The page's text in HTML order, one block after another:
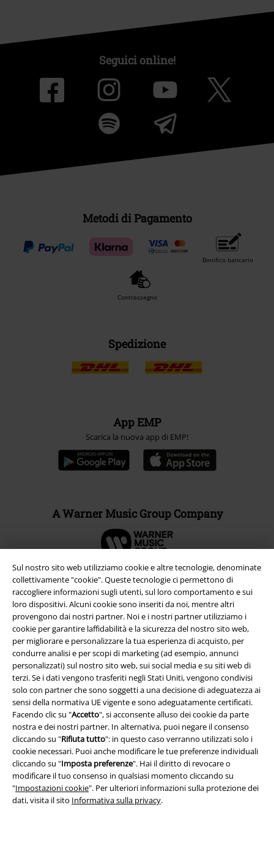
Sul nostro sito web utilizziamo cookie e altre tecnologie, denominate
collettivamente "cookie". Queste tecnologie ci permettono di
raccogliere informazioni sugli utenti, sul loro comportamento e sui
loro dispositivi. Alcuni cookie sono inseriti da noi, mentre altri
provengono dai nostri partner. Noi e i nostri partner utilizziamo i
cookie per garantire laffidabilità e la sicurezza del nostro sito web,
per migliorare e personalizzare la tua esperienza di acquisto, per
condurre analisi e per scopi di marketing (ad esempio, annunci
personalizzati) sul nostro sito web, sui social media e su siti web di
terzi. Se i dati vengono trasferiti negli Stati Uniti, vengono condivisi
solo con partner che sono soggetti a una decisione di adeguatezza ai
sensi della normativa UE vigente e sono adeguatamente certificati.
Facendo clic su "Accetto", si acconsente alluso dei cookie da parte
nostra e dei nostri partner. In alternativa, puoi negare il consenso
cliccando su "Rifiuta tutto": in questo caso verranno utilizzati solo i
cookie necessari. Puoi anche modificare le tue preferenze individuali
cliccando su "Imposta preferenze". Hai il diritto di revocare o
modificare il tuo consenso in qualsiasi momento cliccando su
"Impostazioni cookie". Per ulteriori informazioni sulla protezione dei
dati, visita il sito Informativa sulla privacy.
Seguici online!
Metodi di Pagamento
Bonifico bancario
Contrassegno
Spedizione
App EMP
Scarica la nuova app di EMP!
A Warner Music Group Company
Info legali
Termini & Condizioni
Redazione
Legge sulla Privacy
Smaltimento rifiuti e protezione dell’ambiente